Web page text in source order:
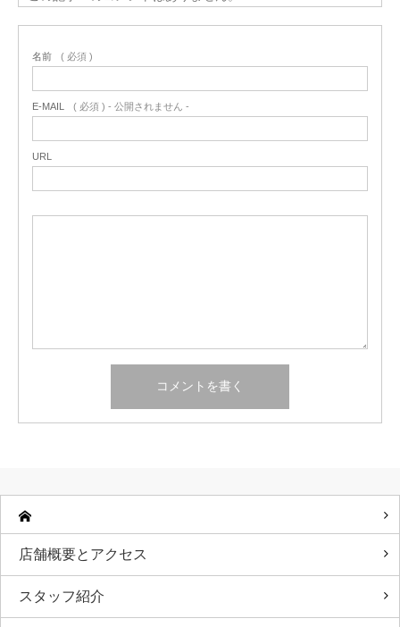
名前 ( 必須 )
E-MAIL ( 必須 ) - 公開されません -
URL
店舗概要とアクセス
スタッフ紹介